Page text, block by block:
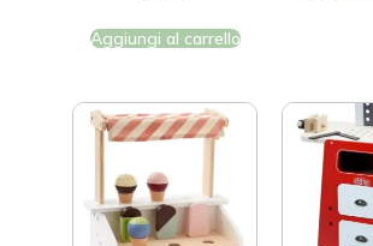
Aggiungi al carrello